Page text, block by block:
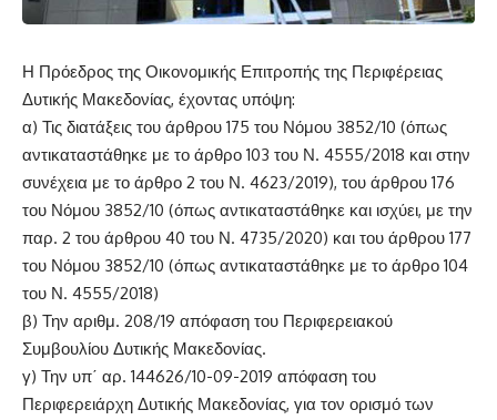
Η Πρόεδρος της Οικονομικής Επιτροπής της Περιφέρειας
Δυτικής Μακεδονίας, έχοντας υπόψη:
α) Τις διατάξεις του άρθρου 175 του Νόμου 3852/10 (όπως
αντικαταστάθηκε με το άρθρο 103 του Ν. 4555/2018 και στην
συνέχεια με το άρθρο 2 του Ν. 4623/2019), του άρθρου 176
του Νόμου 3852/10 (όπως αντικαταστάθηκε και ισχύει, με την
παρ. 2 του άρθρου 40 του Ν. 4735/2020) και του άρθρου 177
του Νόμου 3852/10 (όπως αντικαταστάθηκε με το άρθρο 104
του Ν. 4555/2018)
β) Την αριθμ. 208/19 απόφαση του Περιφερειακού
Συμβουλίου Δυτικής Μακεδονίας.
γ) Την υπ΄ αρ. 144626/10-09-2019 απόφαση του
Περιφερειάρχη Δυτικής Μακεδονίας, για τον ορισμό των